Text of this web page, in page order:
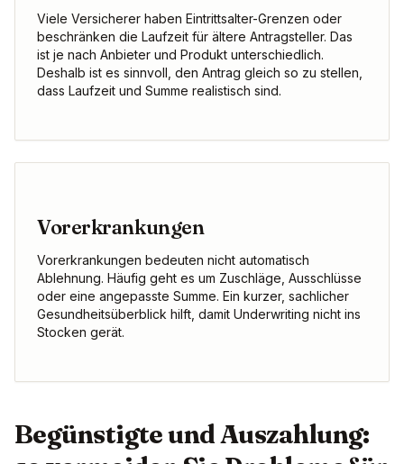
Viele Versicherer haben Eintrittsalter-Grenzen oder
beschränken die Laufzeit für ältere Antragsteller. Das
ist je nach Anbieter und Produkt unterschiedlich.
Deshalb ist es sinnvoll, den Antrag gleich so zu stellen,
dass Laufzeit und Summe realistisch sind.
Vorerkrankungen
Vorerkrankungen bedeuten nicht automatisch
Ablehnung. Häufig geht es um Zuschläge, Ausschlüsse
oder eine angepasste Summe. Ein kurzer, sachlicher
Gesundheitsüberblick hilft, damit Underwriting nicht ins
Stocken gerät.
Begünstigte und Auszahlung: